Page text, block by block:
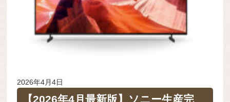
2026年4月4日
【2026年4月最新版】ソニー生産完